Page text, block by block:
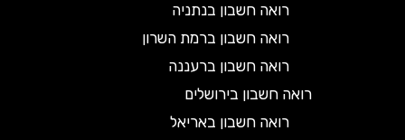
רואה חשבון בנתניה
רואה חשבון ברמת השרון
רואה חשבון ברעננה
רואה חשבון בירושלים
רואה חשבון באריאל